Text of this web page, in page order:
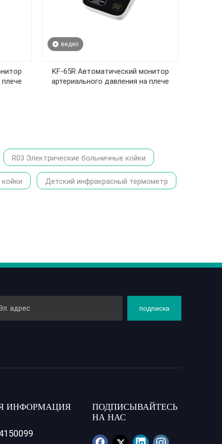
видео
KF-65R Автоматический монитор
артериального давления на плече
R03 Электрические больничные койки
Детский инфракрасный термометр
подписка
ИНФОРМАЦИЯ
ПОДПИСЫВАЙТЕСЬ
НА НАС